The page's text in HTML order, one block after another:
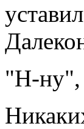
"Н-ну",